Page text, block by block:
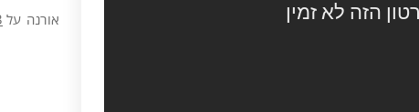
אורנה על 3.